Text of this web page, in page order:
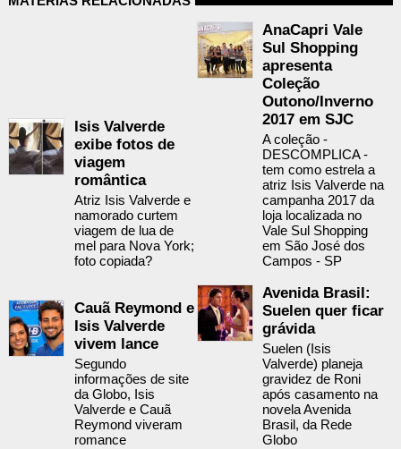
Isis Valverde
exibe fotos de
viagem
romântica
Atriz Isis Valverde e
namorado curtem
viagem de lua de
mel para Nova York;
foto copiada?
AnaCapri Vale
Sul Shopping
apresenta
Coleção
Outono/Inverno
2017 em SJC
A coleção -
DESCOMPLICA -
tem como estrela a
atriz Isis Valverde na
campanha 2017 da
loja localizada no
Vale Sul Shopping
em São José dos
Campos - SP
Cauã Reymond e
Isis Valverde
vivem lance
Segundo
informações de site
da Globo, Isis
Valverde e Cauã
Reymond viveram
romance
Avenida Brasil:
Suelen quer ficar
grávida
Suelen (Isis
Valverde) planeja
gravidez de Roni
após casamento na
novela Avenida
Brasil, da Rede
Globo